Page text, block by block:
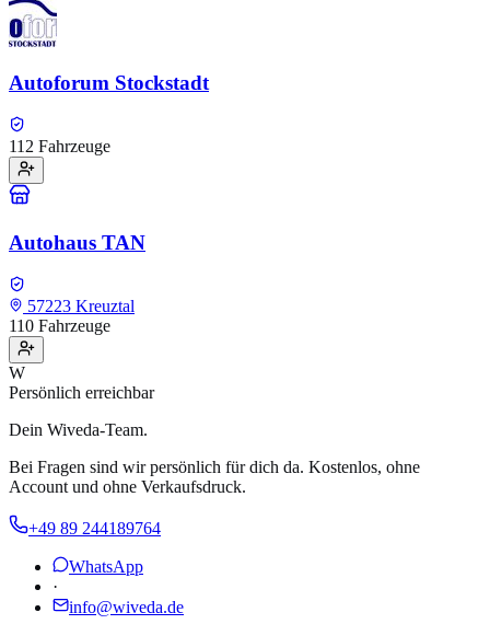
Autoforum Stockstadt
112 Fahrzeuge
Autohaus TAN
57223 Kreuztal
110 Fahrzeuge
W
Persönlich erreichbar
Dein Wiveda-Team.
Bei Fragen sind wir persönlich für dich da. Kostenlos, ohne
Account und ohne Verkaufsdruck.
+49 89 244189764
WhatsApp
·
info@wiveda.de